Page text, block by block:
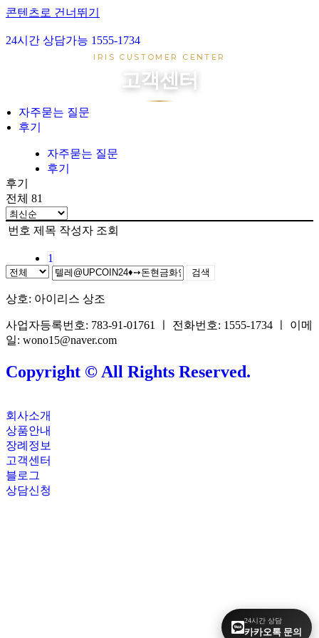
콘텐츠로 건너뛰기
장례준비
자주묻는 질문
후기
24시간 상담가능 1555-1734
IRIS CUSTOMER CENTER
고객센터
자주묻는 질문
후기
자주묻는 질문
후기
후기
전체 81
번호 제목 작성자 조회
1
검색
24시간 상담
카카오톡 문의
상호: 아이리스 상조
사업자등록번호: 783-91-01761 ㅣ 전화번호: 1555-1734 ㅣ 이메
일: wono15@naver.com
Copyright © All Rights Reserved.
회사소개
상품안내
장례정보
고객센터
블로그
상담신청